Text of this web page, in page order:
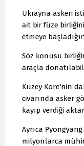
Ukrayna askeri
ait bir füze
etmeye
Söz konusu
araçla
Kuzey Kore'nin
civarında asker
kayıp verdiği
Ayrıca
milyonlarca